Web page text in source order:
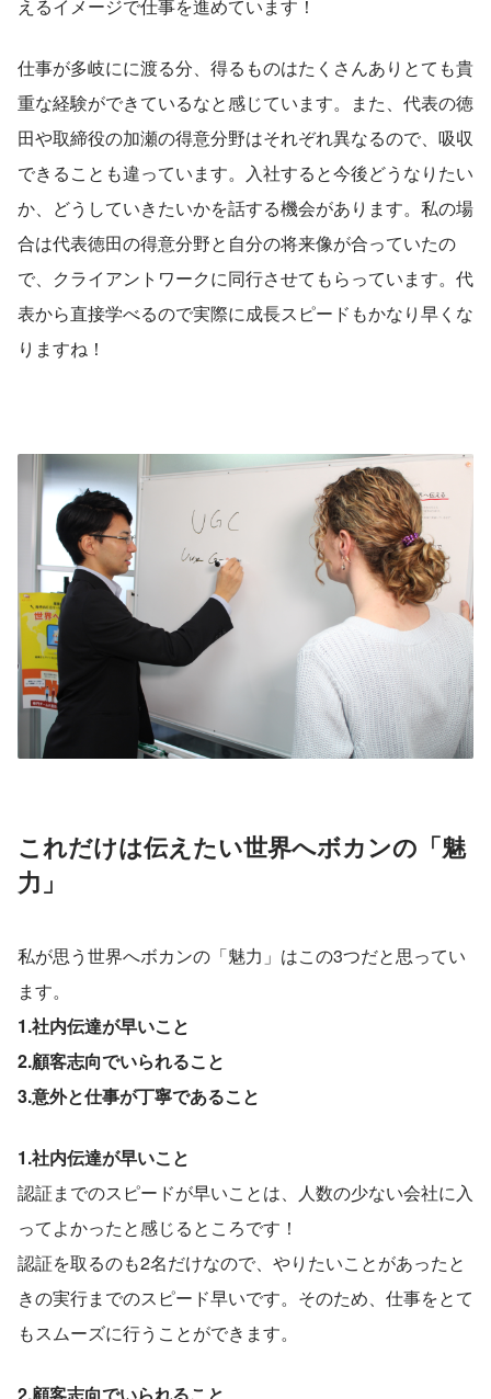
えるイメージで仕事を進めています！
仕事が多岐にに渡る分、得るものはたくさんありとても貴
重な経験ができているなと感じています。また、代表の徳
田や取締役の加瀬の得意分野はそれぞれ異なるので、吸収
できることも違っています。入社すると今後どうなりたい
か、どうしていきたいかを話する機会があります。私の場
合は代表徳田の得意分野と自分の将来像が合っていたの
で、クライアントワークに同行させてもらっています。代
表から直接学べるので実際に成長スピードもかなり早くな
りますね！
これだけは伝えたい世界へボカンの「魅
力」
私が思う世界へボカンの「魅力」はこの3つだと思ってい
ます。
1.社内伝達が早いこと
2.顧客志向でいられること
3.意外と仕事が丁寧であること
1.社内伝達が早いこと
認証までのスピードが早いことは、人数の少ない会社に入
ってよかったと感じるところです！
認証を取るのも2名だけなので、やりたいことがあったと
きの実行までのスピード早いです。そのため、仕事をとて
もスムーズに行うことができます。
2.顧客志向でいられること